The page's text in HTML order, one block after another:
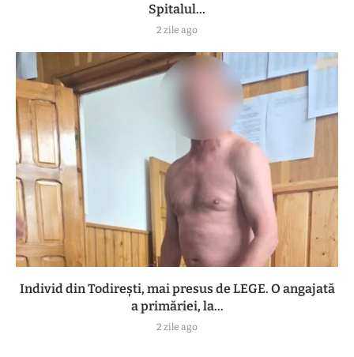
Spitalul...
2 zile ago
Individ din Todirești, mai presus de LEGE. O angajată
a primăriei, la...
2 zile ago